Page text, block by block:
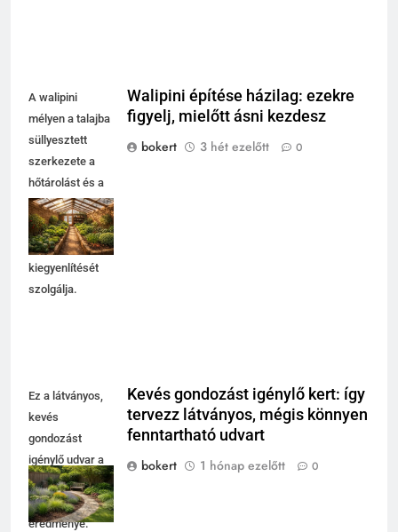
A walipini
mélyen a talajba
süllyesztett
szerkezete a
hőtárolást és a
külső
hőmérséklet-
ingadozás
kiegyenlítését
szolgálja.
Walipini építése házilag: ezekre
figyelj, mielőtt ásni kezdesz
bokert
3 hét ezelőtt 0
Ez a látványos,
kevés
gondozást
igénylő udvar a
tudatos
növényválasztás
eredménye.
Kevés gondozást igénylő kert: így
tervezz látványos, mégis könnyen
fenntartható udvart
bokert
1 hónap ezelőtt 0